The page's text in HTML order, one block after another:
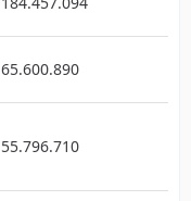
65.600.890
55.796.710